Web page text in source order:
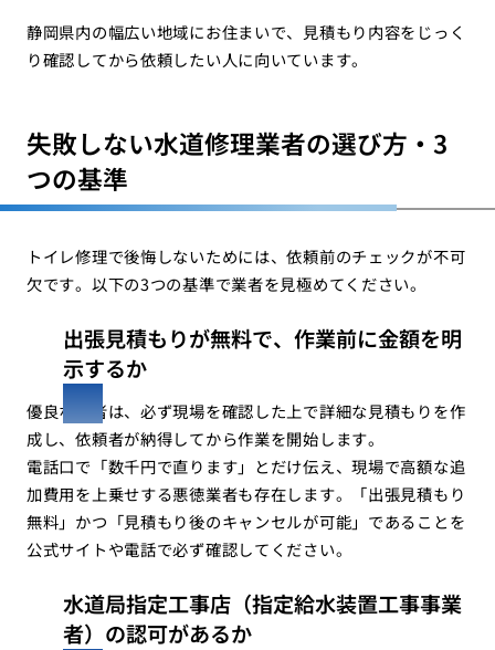
静岡県内の幅広い地域にお住まいで、見積もり内容をじっく
り確認してから依頼したい人に向いています。
失敗しない水道修理業者の選び方・3
つの基準
トイレ修理で後悔しないためには、依頼前のチェックが不可
欠です。以下の3つの基準で業者を見極めてください。
出張見積もりが無料で、作業前に金額を明
示するか
優良な業者は、必ず現場を確認した上で詳細な見積もりを作
成し、依頼者が納得してから作業を開始します。
電話口で「数千円で直ります」とだけ伝え、現場で高額な追
加費用を上乗せする悪徳業者も存在します。「出張見積もり
無料」かつ「見積もり後のキャンセルが可能」であることを
公式サイトや電話で必ず確認してください。
水道局指定工事店（指定給水装置工事事業
者）の認可があるか